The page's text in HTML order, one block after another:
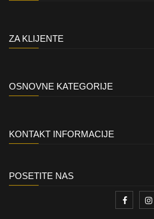
ZA KLIJENTE
OSNOVNE KATEGORIJE
KONTAKT INFORMACIJE
POSETITE NAS